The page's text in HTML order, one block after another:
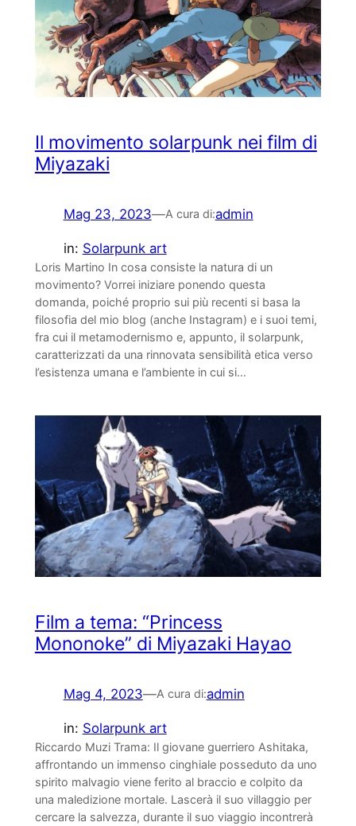
Il movimento solarpunk nei film di
Miyazaki
Mag 23, 2023—A cura di:admin
in: Solarpunk art
Loris Martino In cosa consiste la natura di un
movimento? Vorrei iniziare ponendo questa
domanda, poiché proprio sui più recenti si basa la
filosofia del mio blog (anche Instagram) e i suoi temi,
fra cui il metamodernismo e, appunto, il solarpunk,
caratterizzati da una rinnovata sensibilità etica verso
l’esistenza umana e l’ambiente in cui si…
Film a tema: “Princess
Mononoke” di Miyazaki Hayao
Mag 4, 2023—A cura di:admin
in: Solarpunk art
Riccardo Muzi Trama: Il giovane guerriero Ashitaka,
affrontando un immenso cinghiale posseduto da uno
spirito malvagio viene ferito al braccio e colpito da
una maledizione mortale. Lascerà il suo villaggio per
cercare la salvezza, durante il suo viaggio incontrerà